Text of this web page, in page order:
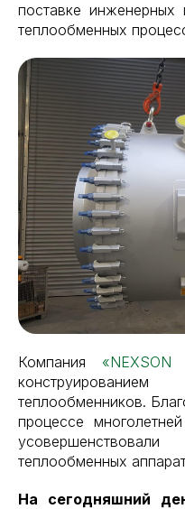
поставке инженерных
теплообменных
Компания «NEXSON
теплообменников.
процессе
теплообменных
На сегодняшний